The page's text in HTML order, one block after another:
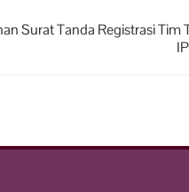
Surat Tanda Registrasi Tim